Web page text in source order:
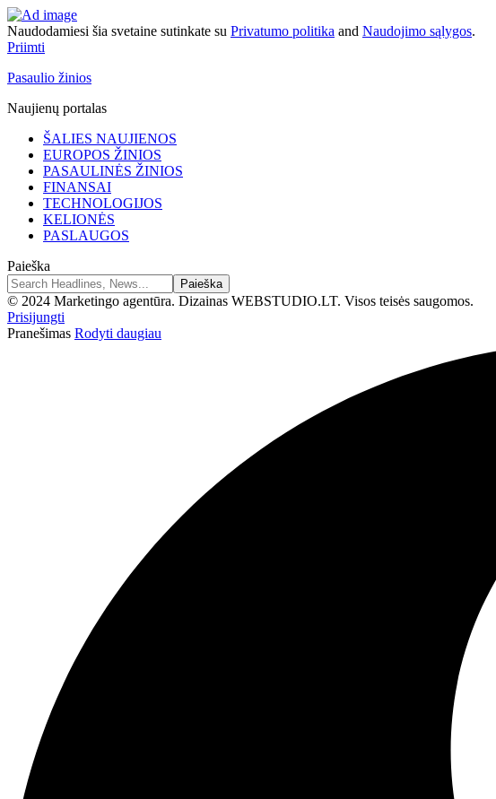
Naudodamiesi šia svetaine sutinkate su Privatumo politika and Naudojimo sąlygos.
Priimti
Pasaulio žinios
Naujienų portalas
ŠALIES NAUJIENOS
EUROPOS ŽINIOS
PASAULINĖS ŽINIOS
FINANSAI
TECHNOLOGIJOS
KELIONĖS
PASLAUGOS
Paieška
© 2024 Marketingo agentūra. Dizainas WEBSTUDIO.LT. Visos teisės saugomos.
Prisijungti
Pranešimas Rodyti daugiau